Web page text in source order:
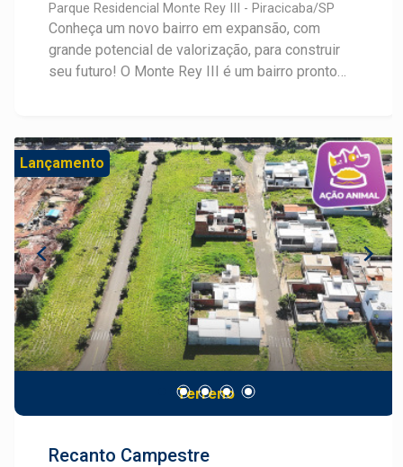
Parque Residencial Monte Rey III - Piracicaba/SP
Conheça um novo bairro em expansão, com
grande potencial de valorização, para construir
seu futuro! O Monte Rey III é um bairro pronto
lançamento possui infraestrutura completa com
água, esgoto, energia elétrica, iluminação... Tudo
preparado para que você possa construir o
imóvel desejado com tudo a mão. Consulte um
especialista em Lançamentos Frias Neto!
Lançamento
Terreno
Recanto Campestre